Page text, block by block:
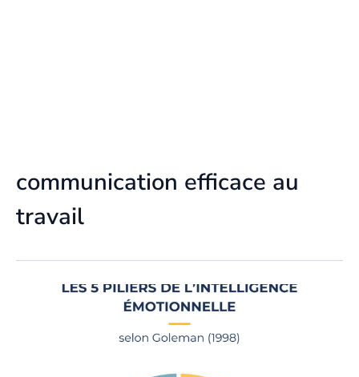
communication efficace au
travail